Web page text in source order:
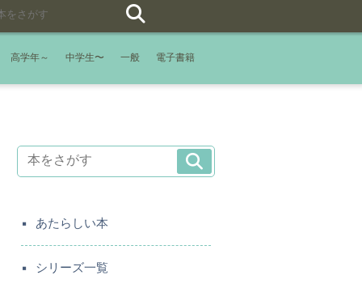
高学年～ 中学生〜 一般 電子書籍
あたらしい本
シリーズ一覧